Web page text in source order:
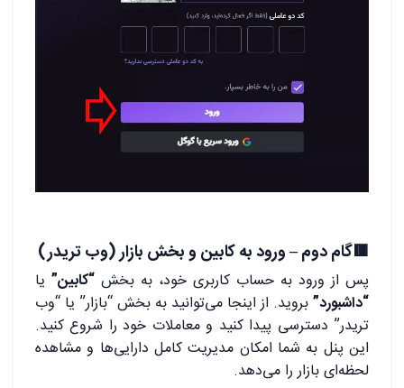
🟥گام دوم – ورود به کابین و بخش بازار (وب تریدر)
پس از ورود به حساب کاربری خود، به بخش “کابین” یا
“داشبورد”بروید. از اینجا می‌توانید به بخش “بازار” یا “وب
تریدر” دسترسی پیدا کنید و معاملات خود را شروع کنید.
این پنل به شما امکان مدیریت کامل دارایی‌ها و مشاهده
لحظه‌ای بازار را می‌دهد.